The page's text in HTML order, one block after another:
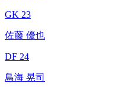
GK 23
佐藤 優也
DF 24
鳥海 晃司